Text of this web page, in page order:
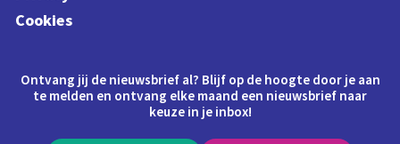
Cookies
Ontvang jij de nieuwsbrief al? Blijf op de hoogte door je aan
te melden en ontvang elke maand een nieuwsbrief naar
keuze in je inbox!